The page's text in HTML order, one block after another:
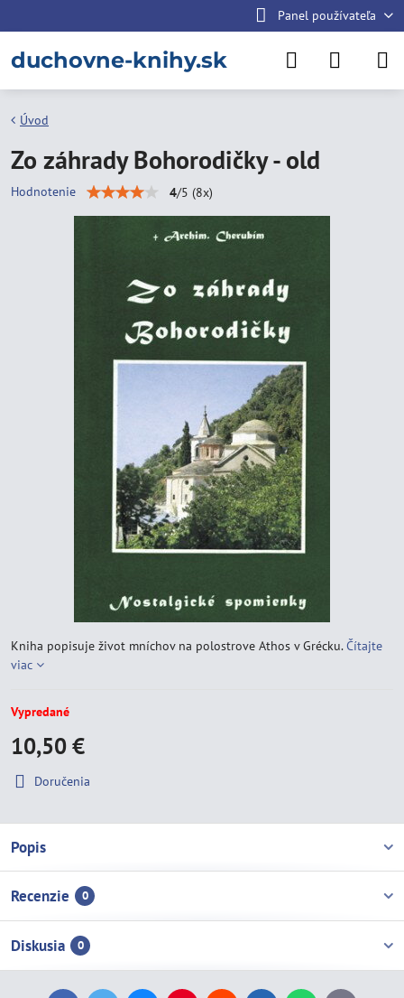
Panel používateľa
duchovne-knihy.sk
Úvod
Zo záhrady Bohorodičky - old
Hodnotenie 4/5 (8x)
Kniha popisuje život mníchov na polostrove Athos v Grécku.Čítajte
viac
Vypredané
10,50 €
Doručenia
Popis
Recenzie 0
Diskusia 0